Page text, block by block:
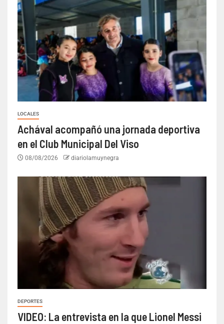
LOCALES
Achával acompañó una jornada deportiva
en el Club Municipal Del Viso
08/08/2026 diariolamuynegra
DEPORTES
VIDEO: La entrevista en la que Lionel Messi